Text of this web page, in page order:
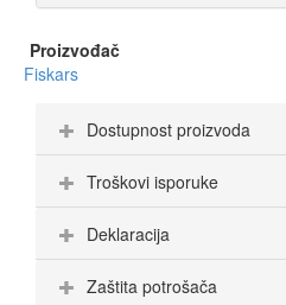
Proizvođač
Fiskars
Dostupnost proizvoda
Troškovi isporuke
Deklaracija
Zaštita potrošača